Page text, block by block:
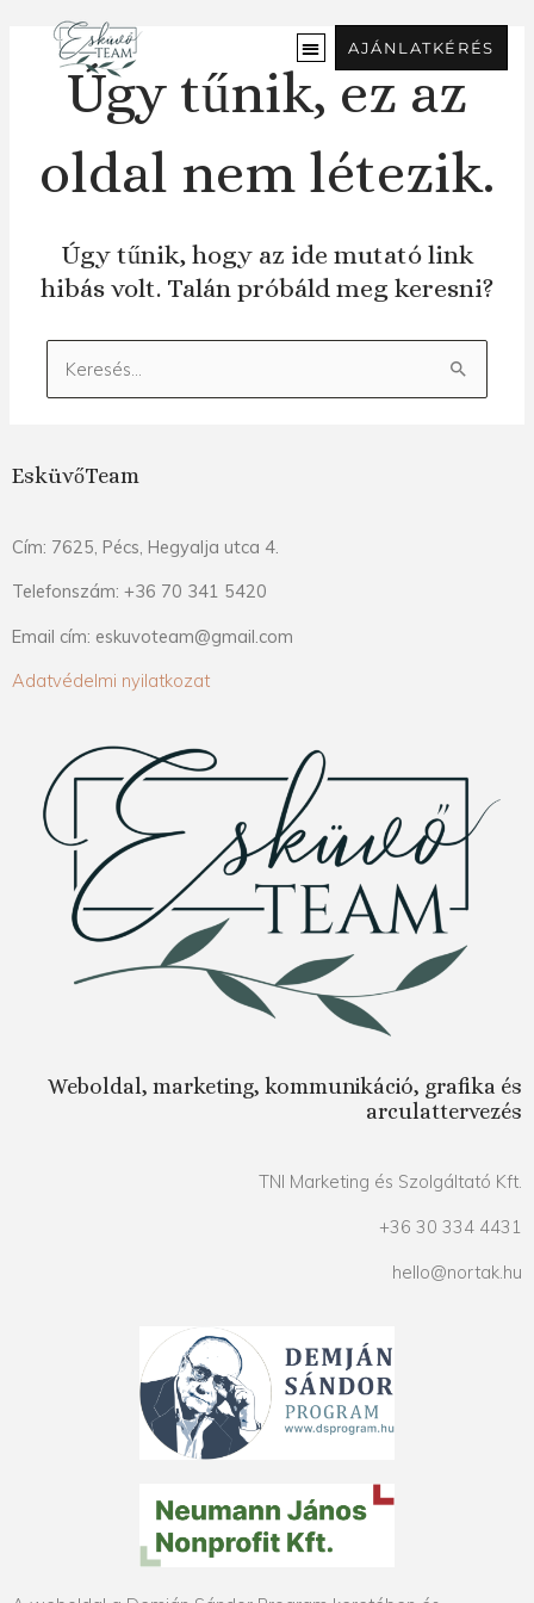
tartalomra
AJÁNLATKÉRÉS
Úgy tűnik, ez az
oldal nem létezik.
Úgy tűnik, hogy az ide mutató link
hibás volt. Talán próbáld meg keresni?
Keresés:
EsküvőTeam
Cím: 7625, Pécs, Hegyalja utca 4.
Telefonszám: +36 70 341 5420
Email cím: eskuvoteam@gmail.com
Adatvédelmi nyilatkozat
Weboldal, marketing, kommunikáció, grafika és
arculattervezés
TNI Marketing és Szolgáltató Kft.
+36 30 334 4431
hello@nortak.hu